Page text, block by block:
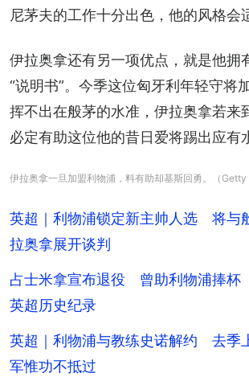
尼茅夫的工作十分出色，他的风格会
伊拉奥拿还有另一项优点，就是他拥
“说明书”。今季这位匈牙利年轻守将
挥不出在般茅的水准，伊拉奥拿若来
必定有助这位他的昔日爱将踢出应有
伊拉奥拿一旦加盟利物浦，料有助却基斯回勇。（Getty
英超｜利物浦锁定新主帅人选 将与
拉奥拿展开谈判
占士米拿宣布退役 曾助利物浦捧
英超历史纪录
英超｜利物浦与教练史诺解约 去季
军惟功不抵过